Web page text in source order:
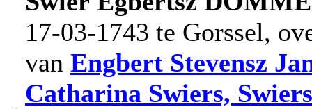
17-03-1743 te Gorssel,
van Engbert Stevensz
Catharina Swiers,